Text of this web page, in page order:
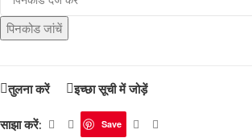
पिनकोड जांचें
तुलना करें इच्छा सूची में जोड़ें
साझा करें: Save